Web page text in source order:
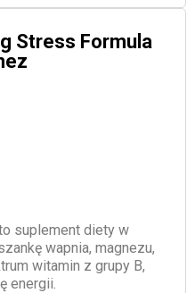
Stress Formula
suplement diety w
wapnia, magnezu,
witamin z grupy B,
energii.